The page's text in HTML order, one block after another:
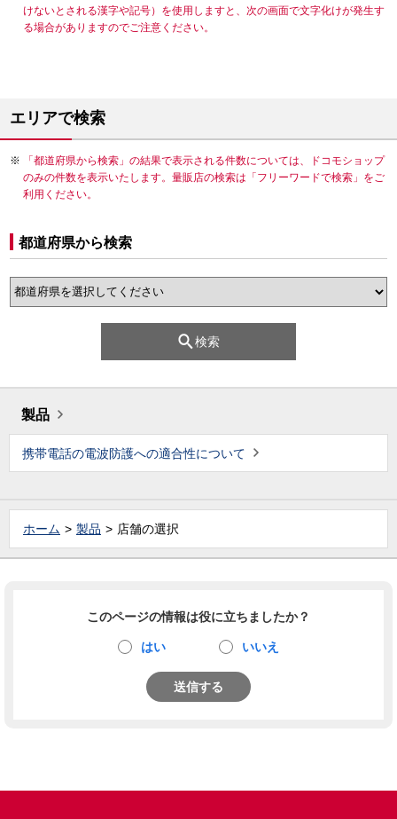
けないとされる漢字や記号）を使用しますと、次の画面で文字化けが発生す
る場合がありますのでご注意ください。
エリアで検索
「都道府県から検索」の結果で表示される件数については、ドコモショップ
のみの件数を表示いたします。量販店の検索は「フリーワードで検索」をご
利用ください。
都道府県から検索
検索
製品
携帯電話の電波防護への適合性について
ホーム 製品 店舗の選択
このページの情報は役に立ちましたか？
はい いいえ
送信する